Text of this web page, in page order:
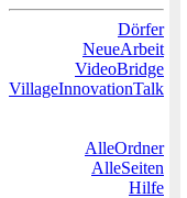
Dörfer
NeueArbeit
VideoBridge
VillageInnovationTalk
AlleOrdner
AlleSeiten
Hilfe